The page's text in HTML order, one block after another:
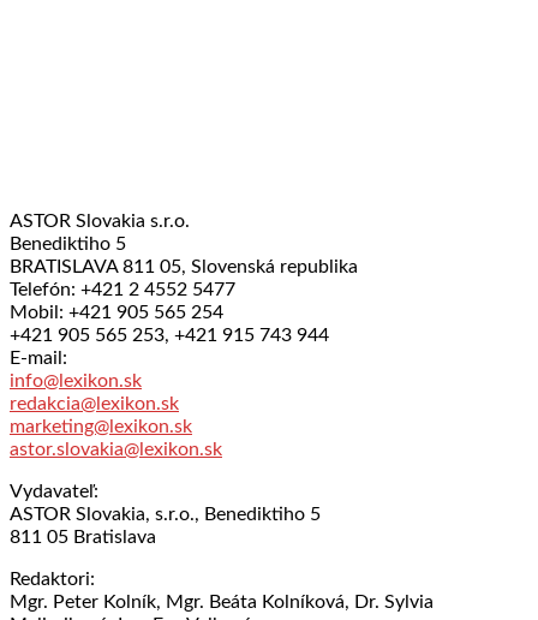
ASTOR Slovakia s.r.o.
Benediktiho 5
BRATISLAVA 811 05, Slovenská republika
Telefón: +421 2 4552 5477
Mobil: +421 905 565 254
+421 905 565 253, +421 915 743 944
E-mail:
info@lexikon.sk
redakcia@lexikon.sk
marketing@lexikon.sk
astor.slovakia@lexikon.sk
Vydavateľ:
ASTOR Slovakia, s.r.o., Benediktiho 5
811 05 Bratislava
Redaktori:
Mgr. Peter Kolník, Mgr. Beáta Kolníková, Dr. Sylvia